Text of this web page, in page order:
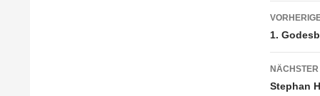
1.
Stephan